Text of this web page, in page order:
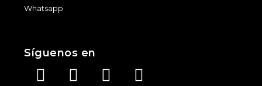
Whatsapp
Síguenos en